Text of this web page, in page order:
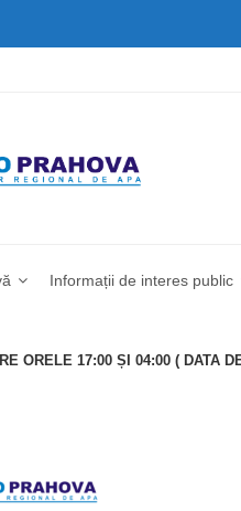
Informații de interes public
ORELE 17:00 ȘI 04:00 ( DATA